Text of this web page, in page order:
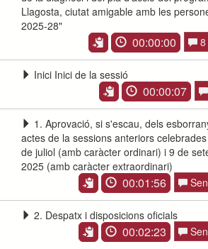
Llagosta, ciutat amigable amb les
2025-28"
00:00:00
Inici Inici de la sessió
00:00:07
1. Aprovació, si s'escau, dels
actes de la sessions anteriors
de juliol (amb caràcter ordinari) i 9 de
2025 (amb caràcter extraordinari)
00:01:56
2. Despatx i disposicions oficials
00:02:23